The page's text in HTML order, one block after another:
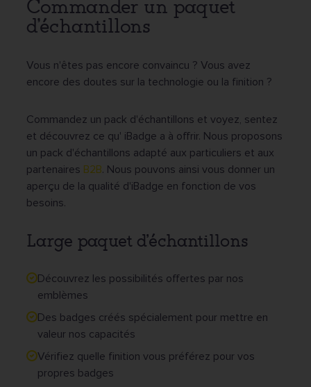
Commander un paquet
d'échantillons
Vous n'êtes pas encore convaincu ? Vous avez
encore des doutes sur la technologie ou la finition ?
Commandez un pack d'échantillons et voyez, sentez
et découvrez ce qu' iBadge a à offrir. Nous proposons
un pack d'échantillons adapté aux particuliers et aux
partenaires B2B. Nous pouvons ainsi vous donner un
aperçu de la qualité d'iBadge en fonction de vos
besoins.
Large paquet d'échantillons
Découvrez les possibilités offertes par nos
emblèmes
Des badges créés spécialement pour mettre en
valeur nos capacités
Vérifiez quelle finition vous préférez pour vos
propres badges